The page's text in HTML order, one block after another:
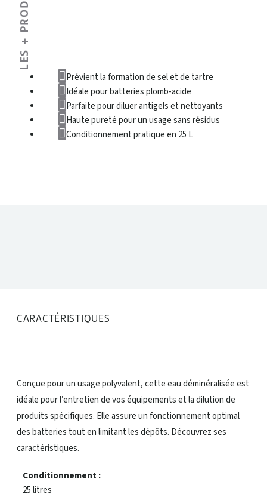
LES + PRODUIT
Prévient la formation de sel et de tartre
Idéale pour batteries plomb-acide
Parfaite pour diluer antigels et nettoyants
Haute pureté pour un usage sans résidus
Conditionnement pratique en 25 L
CARACTÉRISTIQUES
Conçue pour un usage polyvalent, cette eau déminéralisée est
idéale pour l’entretien de vos équipements et la dilution de
produits spécifiques. Elle assure un fonctionnement optimal
des batteries tout en limitant les dépôts. Découvrez ses
caractéristiques.
Conditionnement :
25 litres